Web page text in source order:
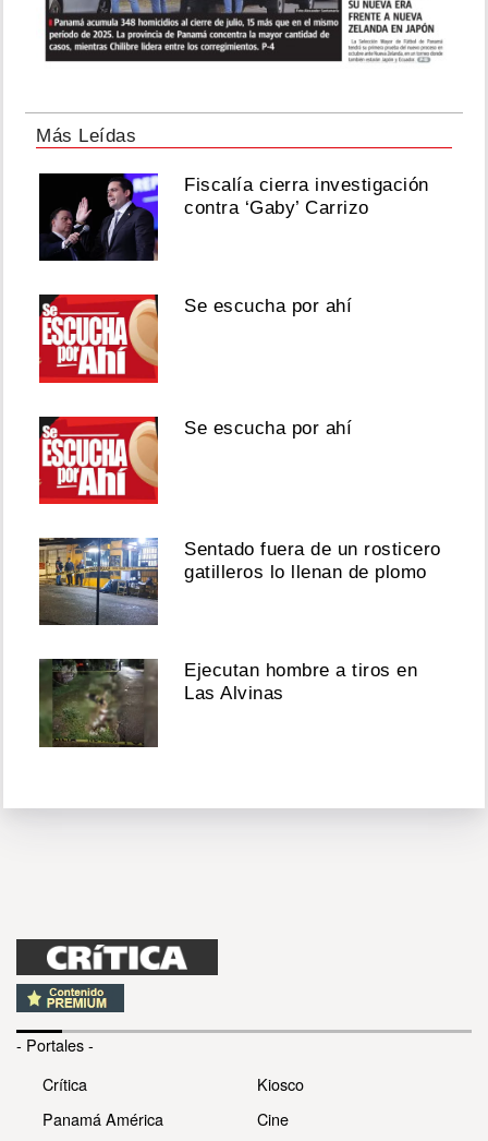
Más Leídas
Fiscalía cierra investigación
contra ‘Gaby’ Carrizo
Se escucha por ahí
Se escucha por ahí
Sentado fuera de un rosticero
gatilleros lo llenan de plomo
Ejecutan hombre a tiros en
Las Alvinas
- Portales -
Crítica
Panamá América
Kiosco
Cine